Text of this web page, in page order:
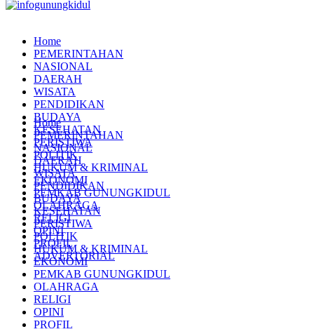
Home
PEMERINTAHAN
NASIONAL
DAERAH
WISATA
PENDIDIKAN
BUDAYA
KESEHATAN
PERISTIWA
POLITIK
HUKUM & KRIMINAL
EKONOMI
PEMKAB GUNUNGKIDUL
OLAHRAGA
RELIGI
OPINI
PROFIL
ADVERTORIAL
Home
PEMERINTAHAN
NASIONAL
DAERAH
WISATA
PENDIDIKAN
BUDAYA
KESEHATAN
PERISTIWA
POLITIK
HUKUM & KRIMINAL
EKONOMI
PEMKAB GUNUNGKIDUL
OLAHRAGA
RELIGI
OPINI
PROFIL